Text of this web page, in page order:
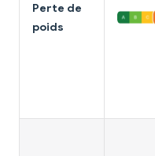
Perte de
poids